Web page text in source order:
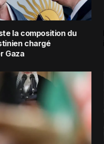
la composition du
chargé
Gaza